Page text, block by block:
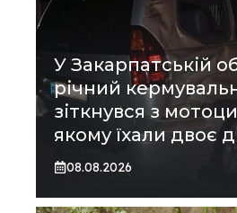
У Закарпатській
річний
зіткнувся з
якому їхали двоє
08.08.2026